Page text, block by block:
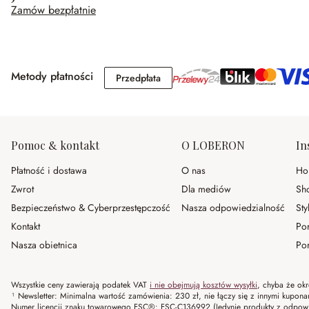
Zamów bezpłatnie
Metody płatności PrzedpłataPrzedpłata
Pomoc & kontakt
Płatność i dostawa
Zwrot
Bezpieczeństwo & Cyberprzestępczość
Kontakt
Nasza obietnica
O LOBERON
O nas
Dla mediów
Nasza odpowiedzialność
Wszystkie ceny zawierają podatek VAT i nie obejmują kosztów wysyłki, chyba że
¹ Newsletter: Minimalna wartość zamówienia: 230 zł, nie łączy się z innymi